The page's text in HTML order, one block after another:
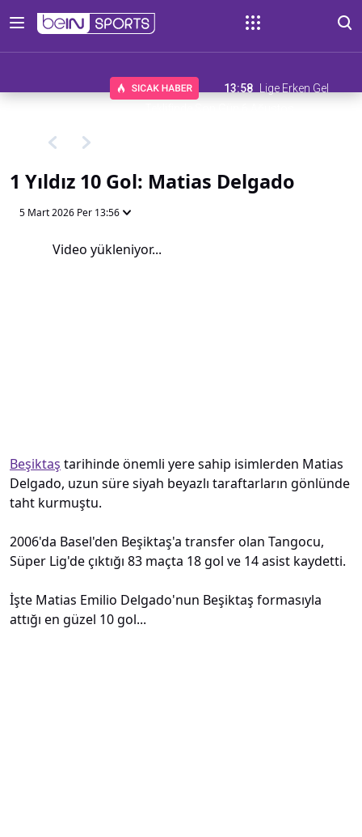
13:58
Lige Erken Gel
1 Yıldız 10 Gol: Matias Delgado
5 Mart 2026 Per 13:56
Video yükleniyor...
Beşiktaş tarihinde önemli yere sahip isimlerden Matias
Delgado, uzun süre siyah beyazlı taraftarların gönlünde
taht kurmuştu.
2006'da Basel'den Beşiktaş'a transfer olan Tangocu,
Süper Lig'de çıktığı 83 maçta 18 gol ve 14 asist kaydetti.
İşte Matias Emilio Delgado'nun Beşiktaş formasıyla
attığı en güzel 10 gol...